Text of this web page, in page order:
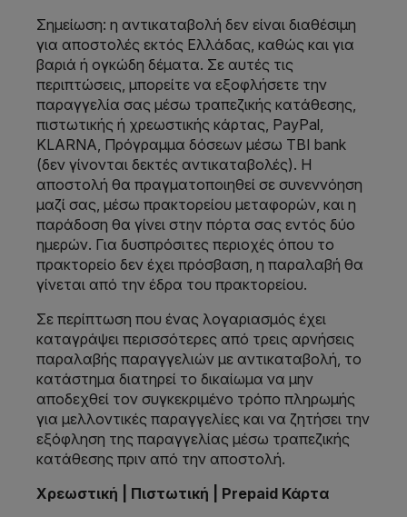
Σημείωση: η αντικαταβολή δεν είναι διαθέσιμη
για αποστολές εκτός Ελλάδας, καθώς και για
βαριά ή ογκώδη δέματα. Σε αυτές τις
περιπτώσεις, μπορείτε να εξοφλήσετε την
παραγγελία σας μέσω τραπεζικής κατάθεσης,
πιστωτικής ή χρεωστικής κάρτας, PayPal,
KLARNA, Πρόγραμμα δόσεων μέσω ΤΒΙ bank
(δεν γίνονται δεκτές αντικαταβολές). Η
αποστολή θα πραγματοποιηθεί σε συνεννόηση
μαζί σας, μέσω πρακτορείου μεταφορών, και η
παράδοση θα γίνει στην πόρτα σας εντός δύο
ημερών. Για δυσπρόσιτες περιοχές όπου το
πρακτορείο δεν έχει πρόσβαση, η παραλαβή θα
γίνεται από την έδρα του πρακτορείου.
Σε περίπτωση που ένας λογαριασμός έχει
καταγράψει περισσότερες από τρεις αρνήσεις
παραλαβής παραγγελιών με αντικαταβολή, το
κατάστημα διατηρεί το δικαίωμα να μην
αποδεχθεί τον συγκεκριμένο τρόπο πληρωμής
για μελλοντικές παραγγελίες και να ζητήσει την
εξόφληση της παραγγελίας μέσω τραπεζικής
κατάθεσης πριν από την αποστολή.
Χρεωστική | Πιστωτική | Prepaid Κάρτα